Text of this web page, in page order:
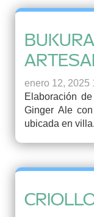
enero 12, 2025
Elaboración
Ginger Ale
ubicada en